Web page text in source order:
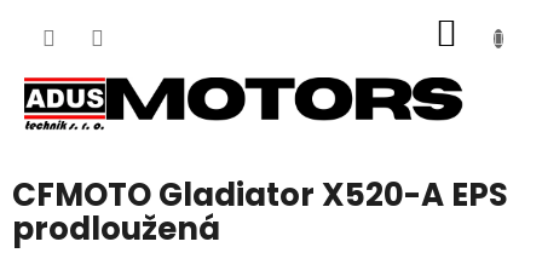
CFMOTO Gladiator X520-A EPS
prodloužená